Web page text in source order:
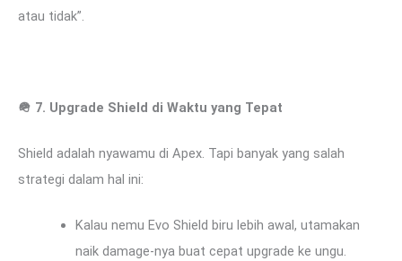
atau tidak”.
🪖 7. Upgrade Shield di Waktu yang Tepat
Shield adalah nyawamu di Apex. Tapi banyak yang salah
strategi dalam hal ini:
Kalau nemu Evo Shield biru lebih awal, utamakan
naik damage-nya buat cepat upgrade ke ungu.